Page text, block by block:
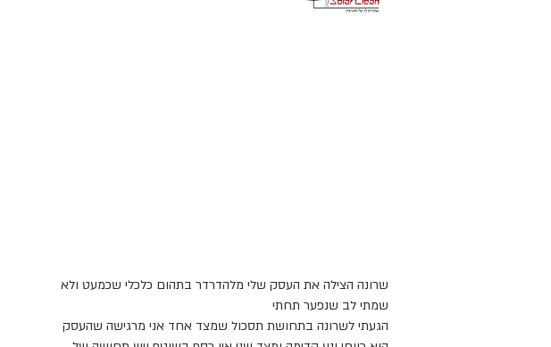
שרונה הצילה את העסק שלי מלהדרדר בתהום כלכלי שכמעט ולא
שמתי לב שנפער תחתי
הגעתי לשרונה בתחושת תסכול שמצד אחד אני מרגישה שהעסק